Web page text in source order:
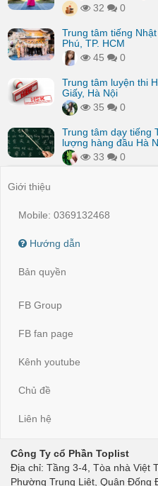
32
0
Trung tâm tiếng
Phú, TP. HCM
45
0
Trung tâm luyện thi
Giấy, Hà Nội
35
0
Trung tâm dạy tiếng
lượng hàng đầu Hà
33
0
Giới thiệu
Mobile: 0369132468
Hướng dẫn
Bản quyền
FB Group
FB fan page
Kênh youtube
Chủ đề
Liên hệ
Công Ty cổ Phần Toplist
Địa chỉ: Tầng 3-4, Tòa nhà Việt
Phường Trung Liệt, Quận Đống